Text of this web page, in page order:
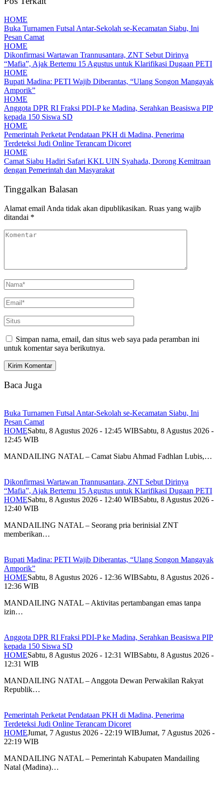
HOME
Buka Turnamen Futsal Antar-Sekolah se-Kecamatan Siabu, Ini
Pesan Camat
HOME
Dikonfirmasi Wartawan Trannusantara, ZNT Sebut Dirinya
“Mafia”, Ajak Bertemu 15 Agustus untuk Klarifikasi Dugaan PETI
HOME
Bupati Madina: PETI Wajib Diberantas, “Ulang Songon Mangayak
Amporik”
HOME
Anggota DPR RI Fraksi PDI-P ke Madina, Serahkan Beasiswa PIP
kepada 150 Siswa SD
HOME
Pemerintah Perketat Pendataan PKH di Madina, Penerima
Terdeteksi Judi Online Terancam Dicoret
HOME
Camat Siabu Hadiri Safari KKL UIN Syahada, Dorong Kemitraan
dengan Pemerintah dan Masyarakat
Tinggalkan Balasan
Alamat email Anda tidak akan dipublikasikan. Ruas yang wajib
ditandai *
Simpan nama, email, dan situs web saya pada peramban ini
untuk komentar saya berikutnya.
Baca Juga
Buka Turnamen Futsal Antar-Sekolah se-Kecamatan Siabu, Ini
Pesan Camat
HOMESabtu, 8 Agustus 2026 - 12:45 WIBSabtu, 8 Agustus 2026 -
12:45 WIB
MANDAILING NATAL – Camat Siabu Ahmad Fadhlan Lubis,…
Dikonfirmasi Wartawan Trannusantara, ZNT Sebut Dirinya
“Mafia”, Ajak Bertemu 15 Agustus untuk Klarifikasi Dugaan PETI
HOMESabtu, 8 Agustus 2026 - 12:40 WIBSabtu, 8 Agustus 2026 -
12:40 WIB
MANDAILING NATAL – Seorang pria berinisial ZNT
memberikan…
Bupati Madina: PETI Wajib Diberantas, “Ulang Songon Mangayak
Amporik”
HOMESabtu, 8 Agustus 2026 - 12:36 WIBSabtu, 8 Agustus 2026 -
12:36 WIB
MANDAILING NATAL – Aktivitas pertambangan emas tanpa
izin…
Anggota DPR RI Fraksi PDI-P ke Madina, Serahkan Beasiswa PIP
kepada 150 Siswa SD
HOMESabtu, 8 Agustus 2026 - 12:31 WIBSabtu, 8 Agustus 2026 -
12:31 WIB
MANDAILING NATAL – Anggota Dewan Perwakilan Rakyat
Republik…
Pemerintah Perketat Pendataan PKH di Madina, Penerima
Terdeteksi Judi Online Terancam Dicoret
HOMEJumat, 7 Agustus 2026 - 22:19 WIBJumat, 7 Agustus 2026 -
22:19 WIB
MANDAILING NATAL – Pemerintah Kabupaten Mandailing
Natal (Madina)…